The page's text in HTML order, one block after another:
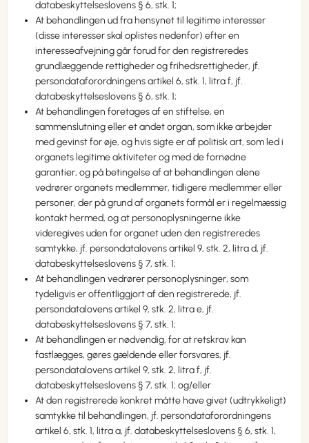
databeskyttelseslovens § 6, stk. 1;
At behandlingen ud fra hensynet til legitime interesser
(disse interesser skal oplistes nedenfor) efter en
interesseafvejning går forud for den registreredes
grundlæggende rettigheder og frihedsrettigheder, jf.
persondataforordningens artikel 6, stk. 1, litra f, jf.
databeskyttelseslovens § 6, stk. 1;
At behandlingen foretages af en stiftelse, en
sammenslutning eller et andet organ, som ikke arbejder
med gevinst for øje, og hvis sigte er af politisk art, som led i
organets legitime aktiviteter og med de fornødne
garantier, og på betingelse af at behandlingen alene
vedrører organets medlemmer, tidligere medlemmer eller
personer, der på grund af organets formål er i regelmæssig
kontakt hermed, og at personoplysningerne ikke
videregives uden for organet uden den registreredes
samtykke, jf. persondatalovens artikel 9, stk. 2, litra d, jf.
databeskyttelseslovens § 7, stk. 1;
At behandlingen vedrører personoplysninger, som
tydeligvis er offentliggjort af den registrerede, jf.
persondatalovens artikel 9, stk. 2, litra e, jf.
databeskyttelseslovens § 7, stk. 1;
At behandlingen er nødvendig, for at retskrav kan
fastlægges, gøres gældende eller forsvares, jf.
persondatalovens artikel 9, stk. 2, litra f, jf.
databeskyttelseslovens § 7, stk. 1; og/eller
At den registrerede konkret måtte have givet (udtrykkeligt)
samtykke til behandlingen, jf. persondataforordningens
artikel 6, stk. 1, litra a, jf. databeskyttelseslovens § 6, stk. 1,